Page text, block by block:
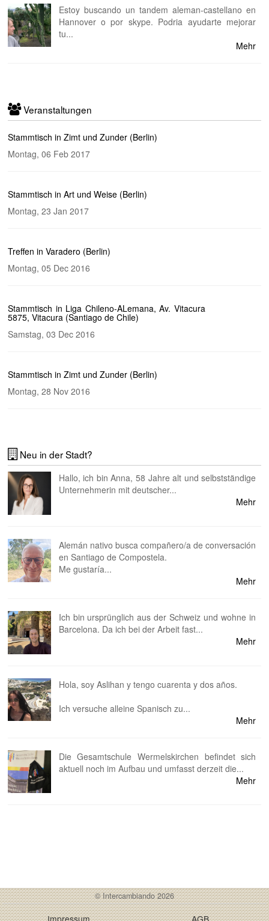
Estoy buscando un tandem aleman-castellano en
Hannover o por skype. Podria ayudarte mejorar
tu...
Mehr
Veranstaltungen
Stammtisch in Zimt und Zunder (Berlin)
Montag, 06 Feb 2017
Stammtisch in Art und Weise (Berlin)
Montag, 23 Jan 2017
Treffen in Varadero (Berlin)
Montag, 05 Dec 2016
Stammtisch in Liga Chileno-ALemana, Av. Vitacura
5875, Vitacura (Santiago de Chile)
Samstag, 03 Dec 2016
Stammtisch in Zimt und Zunder (Berlin)
Montag, 28 Nov 2016
Neu in der Stadt?
Hallo, ich bin Anna, 58 Jahre alt und selbstständige
Unternehmerin mit deutscher...
Mehr
Alemán nativo busca compañero/a de conversación
en Santiago de Compostela.
Me gustaría...
Mehr
Ich bin ursprünglich aus der Schweiz und wohne in
Barcelona. Da ich bei der Arbeit fast...
Mehr
Hola, soy Aslihan y tengo cuarenta y dos años.
Ich versuche alleine Spanisch zu...
Mehr
Die Gesamtschule Wermelskirchen befindet sich
aktuell noch im Aufbau und umfasst derzeit die...
Mehr
© Intercambiando 2026
Impressum AGB